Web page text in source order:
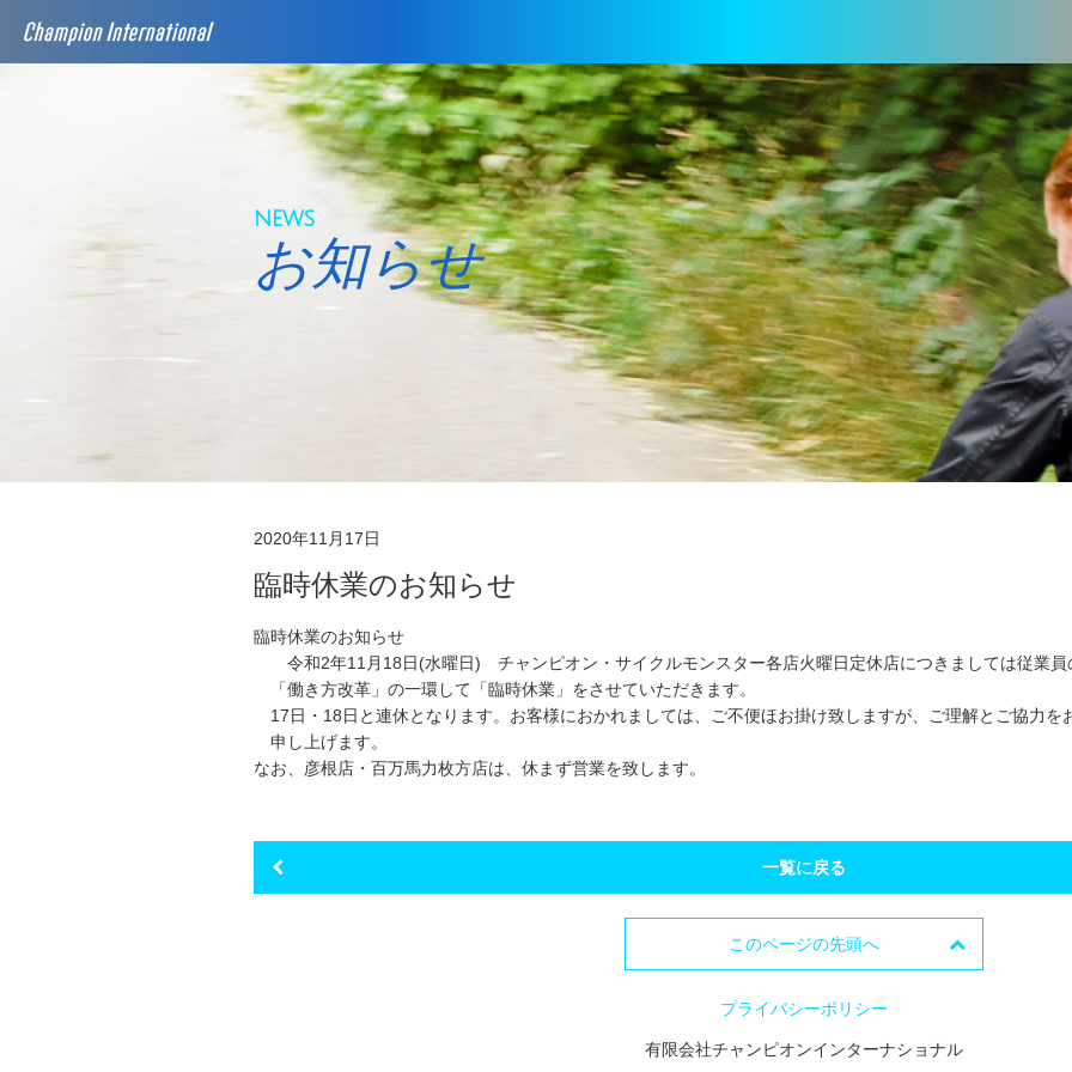
news
お知らせ
2020年11月17日
臨時休業のお知らせ
臨時休業のお知らせ
令和2年11月18日(水曜日) チャンピオン・サイクルモンスター各店火曜日定休店につきましては従業員
「働き方改革」の一環して「臨時休業」をさせていただきます。
17日・18日と連休となります。お客様におかれましては、ご不便ほお掛け致しますが、ご理解とご協力を
申し上げます。
なお、彦根店・百万馬力枚方店は、休まず営業を致します。
一覧に戻る
このページの先頭へ
プライバシーポリシー
有限会社チャンピオンインターナショナル